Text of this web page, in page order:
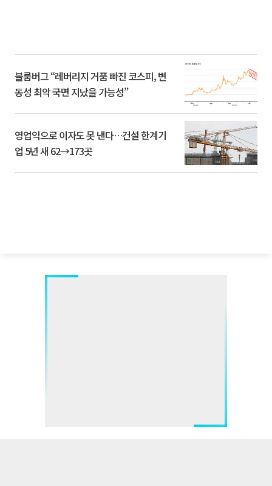
블룸버그 “레버리지 거품 빠진 코스피, 변
동성 최악 국면 지났을 가능성”
영업익으로 이자도 못 낸다…건설 한계기
업 5년 새 62→173곳